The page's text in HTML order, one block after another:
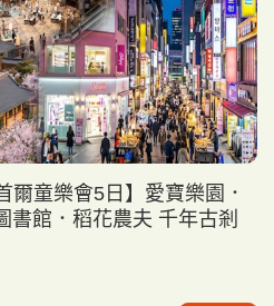
爾童樂會5日】愛寶樂園．
書館．稻花農夫 千年古剎